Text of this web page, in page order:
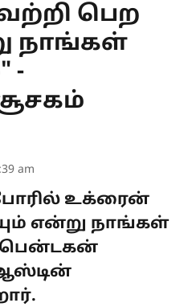
பெற
நாங்கள்
-
am
உக்ரைன்
என்று நாங்கள்
பென்டகன்